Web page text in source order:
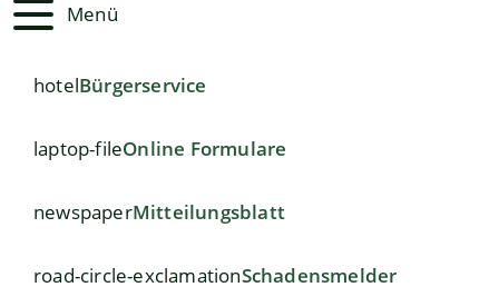
Menü
hotelBürgerservice
laptop-fileOnline Formulare
newspaperMitteilungsblatt
road-circle-exclamationSchadensmelder